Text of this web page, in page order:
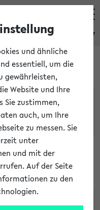
eKVV
Räume
bielefeld.de
oder suchen Sie nach
und ähnliche
essentiell, um die
gewährleisten,
Website und Ihre
Sie zustimmen,
auch, um Ihre
zu messen. Sie
unter
und mit der
Auf der Seite
zu den